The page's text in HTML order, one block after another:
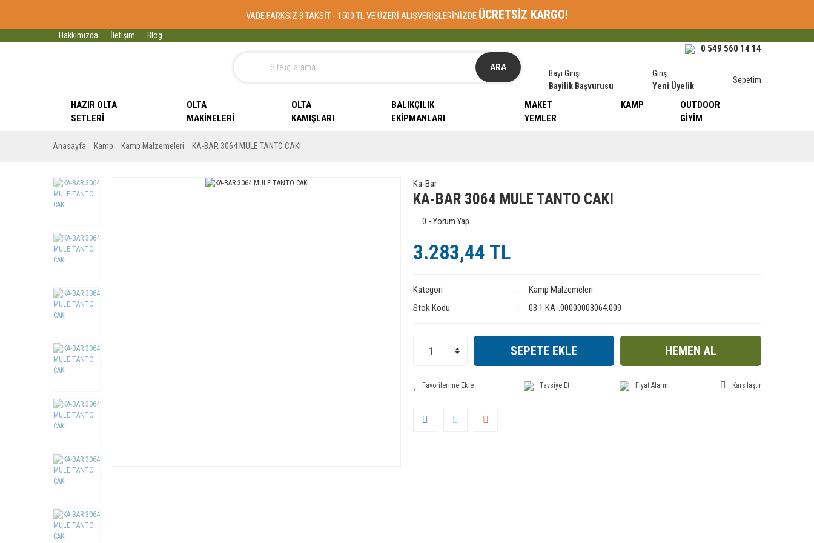
VADE FARKSIZ 3 TAKSİT - 1500 TL VE ÜZERİ ALIŞVERİŞLERİNİZDE ÜCRETSİZ KARGO!
Hakkımızda İletişim Blog
ARA
0 549 560 14 14
Bayi Girişi
Bayilik Başvurusu
Giriş
Yeni Üyelik
Sepetim
HAZIR OLTA
SETLERI
OLTA
MAKINELERI
OLTA
KAMIŞLARI
BALIKÇILIK
EKIPMANLARI
MAKET
YEMLER
KAMP
OUTDOOR
GIYIM
Anasayfa Kamp Kamp Malzemeleri KA-BAR 3064 MULE TANTO CAKI
Ka-Bar
KA-BAR 3064 MULE TANTO CAKI
0 - Yorum Yap
3.283,44 TL
Kategori
Kamp Malzemeleri
Stok Kodu
03.1.KA-.00000003064.000
SEPETE EKLE HEMEN AL
Tavsiye Et Fiyat Alarmı Karşılaştır